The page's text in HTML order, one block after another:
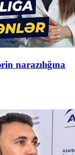
narazılığına